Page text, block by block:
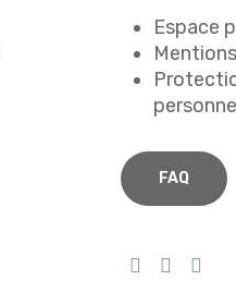
Espace
FAQ